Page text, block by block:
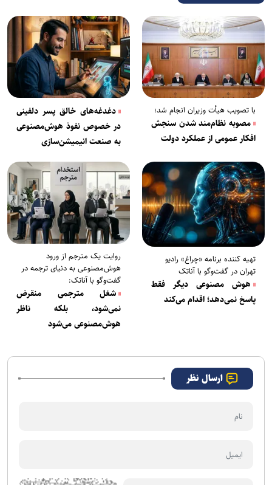
با تصویب هیأت وزیران انجام شد؛
مصوبه نظام‌مند شدن سنجش
افکار عمومی از عملکرد دولت
دغدغه‌های خالق پسر دلفینی
در خصوص نفوذ هوش‌مصنوعی
به صنعت انیمیشن‌سازی
تهیه کننده برنامه «چراغ» رادیو
تهران در گفت‌و‌گو با آناتک
هوش مصنوعی دیگر فقط
پاسخ نمی‌دهد؛ اقدام می‌کند
روایت یک مترجم از ورود
هوش‌مصنوعی به دنیای ترجمه در
گفت‌وگو با آناتک:
شغل مترجمی منقرض
نمی‌شود، بلکه ناظر
هوش‌مصنوعی می‌شود
ارسال نظر